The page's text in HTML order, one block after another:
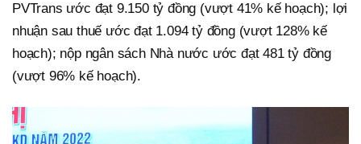
PVTrans ước đạt 9.150 tỷ đồng (vượt 41% kế hoạch); lợi
nhuận sau thuế ước đạt 1.094 tỷ đồng (vượt 128% kế
hoạch); nộp ngân sách Nhà nước ước đạt 481 tỷ đồng
(vượt 96% kế hoạch).